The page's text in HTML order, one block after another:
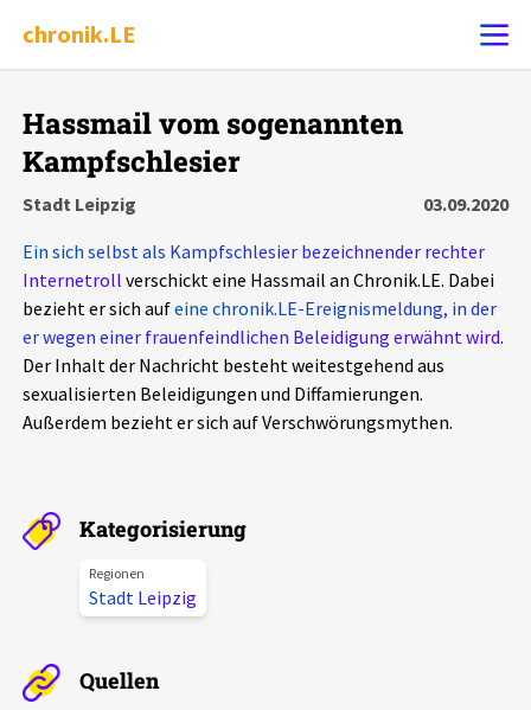
chronik.LE
Ereignis melden
Chronik
Dossiers
Leipziger Zustände
Schlaglichter
Aktuelles
Alle Beiträge
Veranstaltungen
Projektbeschreibung
Hassmail vom sogenannten
Kampfschlesier
Stadt Leipzig
03.09.2020
Ein sich selbst als Kampfschlesier bezeichnender rechter
Internetroll verschickt eine Hassmail an Chronik.LE. Dabei
bezieht er sich aufeine chronik.LE-Ereignismeldung, in der
er wegen einer frauenfeindlichen Beleidigung erwähnt wird.
Der Inhalt der Nachricht besteht weitestgehend aus
sexualisierten Beleidigungen und Diffamierungen.
Außerdem bezieht er sich auf Verschwörungsmythen.
Kategorisierung
Regionen
Stadt Leipzig
Quellen
Alle Ereignisse
7502Ereignisse
Ereignisse
Exportieren ? Filter Erklärungen